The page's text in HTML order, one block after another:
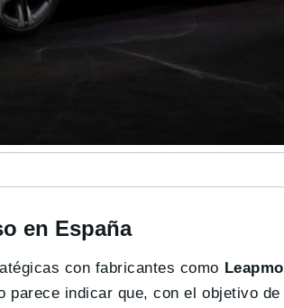
en España
con fabricantes como
parece indicar que, con el objetivo